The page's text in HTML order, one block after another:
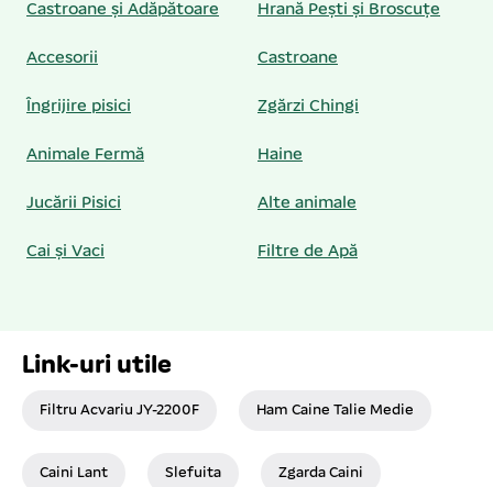
Castroane și Adăpătoare Hrană Pești și Broscuțe
Accesorii Castroane
Îngrijire pisici Zgărzi Chingi
Animale Fermă Haine
Jucării Pisici Alte animale
Cai și Vaci Filtre de Apă
Link-uri utile
Filtru Acvariu JY-2200F Ham Caine Talie Medie
Caini Lant Slefuita Zgarda Caini